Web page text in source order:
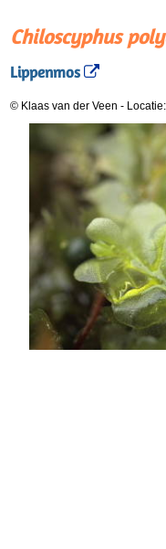
Chiloscyphus
Lippenmos
© Klaas van der Veen -